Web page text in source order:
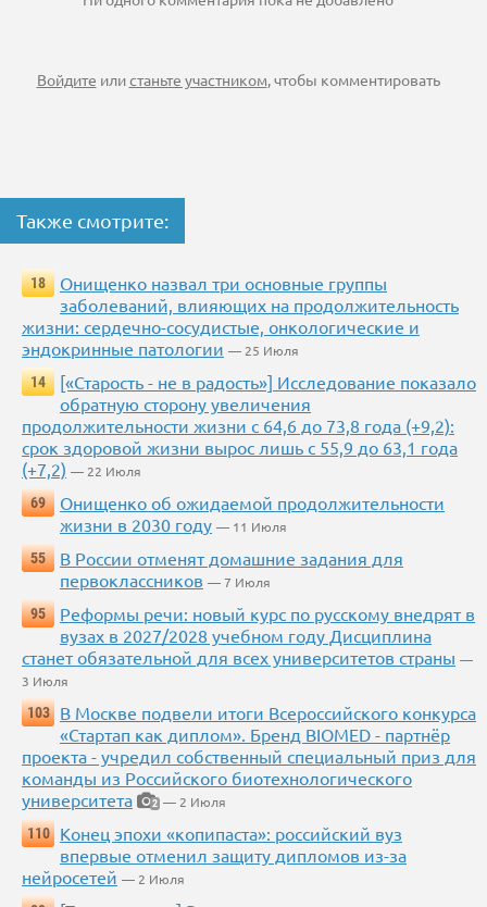
Войдите илистаньте участником, чтобы комментировать
Также смотрите:
18
Онищенко назвал три основные группы
заболеваний, влияющих на продолжительность
жизни: сердечно-сосудистые, онкологические и
эндокринные патологии — 25 Июля
14
[«Старость - не в радость»] Исследование показало
обратную сторону увеличения
продолжительности жизни с 64,6 до 73,8 года (+9,2):
срок здоровой жизни вырос лишь с 55,9 до 63,1 года
(+7,2) — 22 Июля
69
Онищенко об ожидаемой продолжительности
жизни в 2030 году — 11 Июля
55
В России отменят домашние задания для
первоклассников — 7 Июля
95
Реформы речи: новый курс по русскому внедрят в
вузах в 2027/2028 учебном году Дисциплина
станет обязательной для всех университетов страны —
3 Июля
103
В Москве подвели итоги Всероссийского конкурса
«Стартап как диплом». Бренд BIOMED - партнёр
проекта - учредил собственный специальный приз для
команды из Российского биотехнологического
университета
2 — 2 Июля
110
Конец эпохи «копипаста»: российский вуз
впервые отменил защиту дипломов из-за
нейросетей — 2 Июля